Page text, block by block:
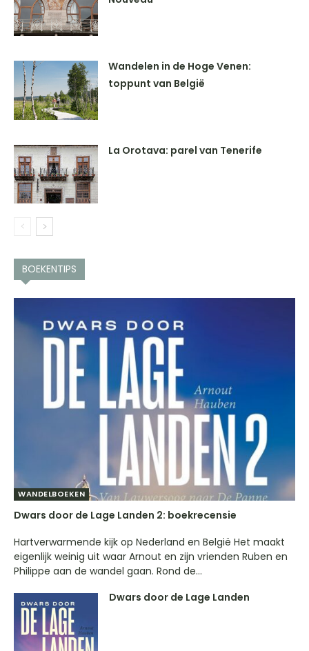
Wandelen in de Hoge Venen:
toppunt van België
La Orotava: parel van Tenerife
BOEKENTIPS
WANDELBOEKEN
Dwars door de Lage Landen 2: boekrecensie
Hartverwarmende kijk op Nederland en België Het maakt
eigenlijk weinig uit waar Arnout en zijn vrienden Ruben en
Philippe aan de wandel gaan. Rond de...
Dwars door de Lage Landen